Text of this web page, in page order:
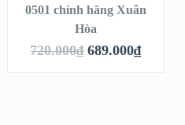
0501 chính hãng Xuân
Hòa
720.000₫ 689.000₫